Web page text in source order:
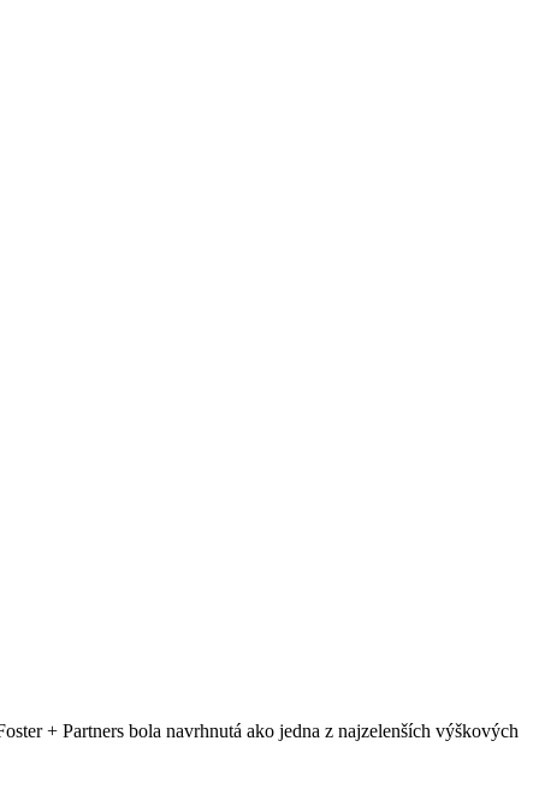
+ Partners bola navrhnutá ako jedna z najzelenších výškových